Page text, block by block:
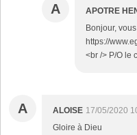
A APOTRE
Bonjour,
https://
<br /> P/O le
A ALOISE 17/05/2020
Gloire à Dieu